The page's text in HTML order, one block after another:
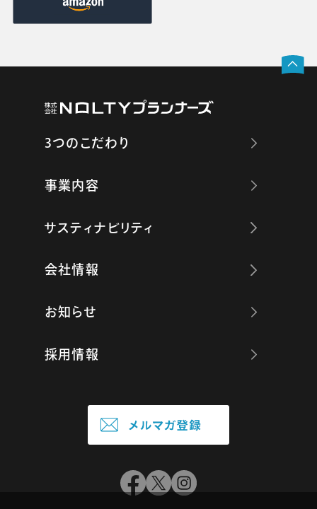
3つのこだわり
事業内容
サスティナビリティ
会社情報
お知らせ
採用情報